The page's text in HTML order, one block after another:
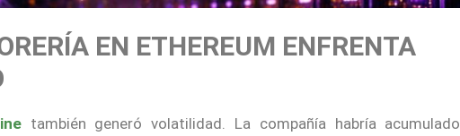
EN ETHEREUM ENFRENTA
también generó volatilidad. La compañía habría acumulado